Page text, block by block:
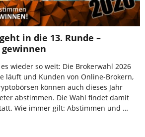
in die 13. Runde –
wieder so weit: Die Brokerwahl 2026
läuft und Kunden von Online-Brokern,
können auch dieses Jahr
abstimmen. Die Wahl findet damit
Wie immer gilt: Abstimmen und …